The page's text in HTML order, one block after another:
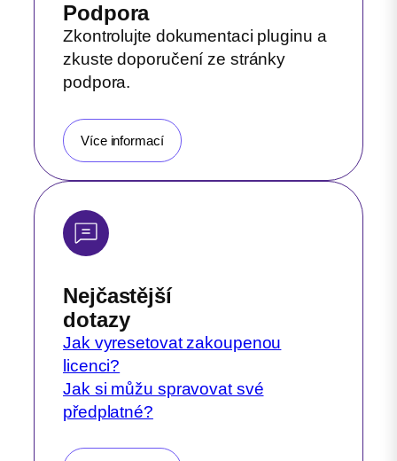
Podpora
Zkontrolujte dokumentaci pluginu a
zkuste doporučení ze stránky
podpora.
Více informací
Nejčastější
dotazy
Jak vyresetovat zakoupenou
licenci?
Jak si můžu spravovat své
předplatné?